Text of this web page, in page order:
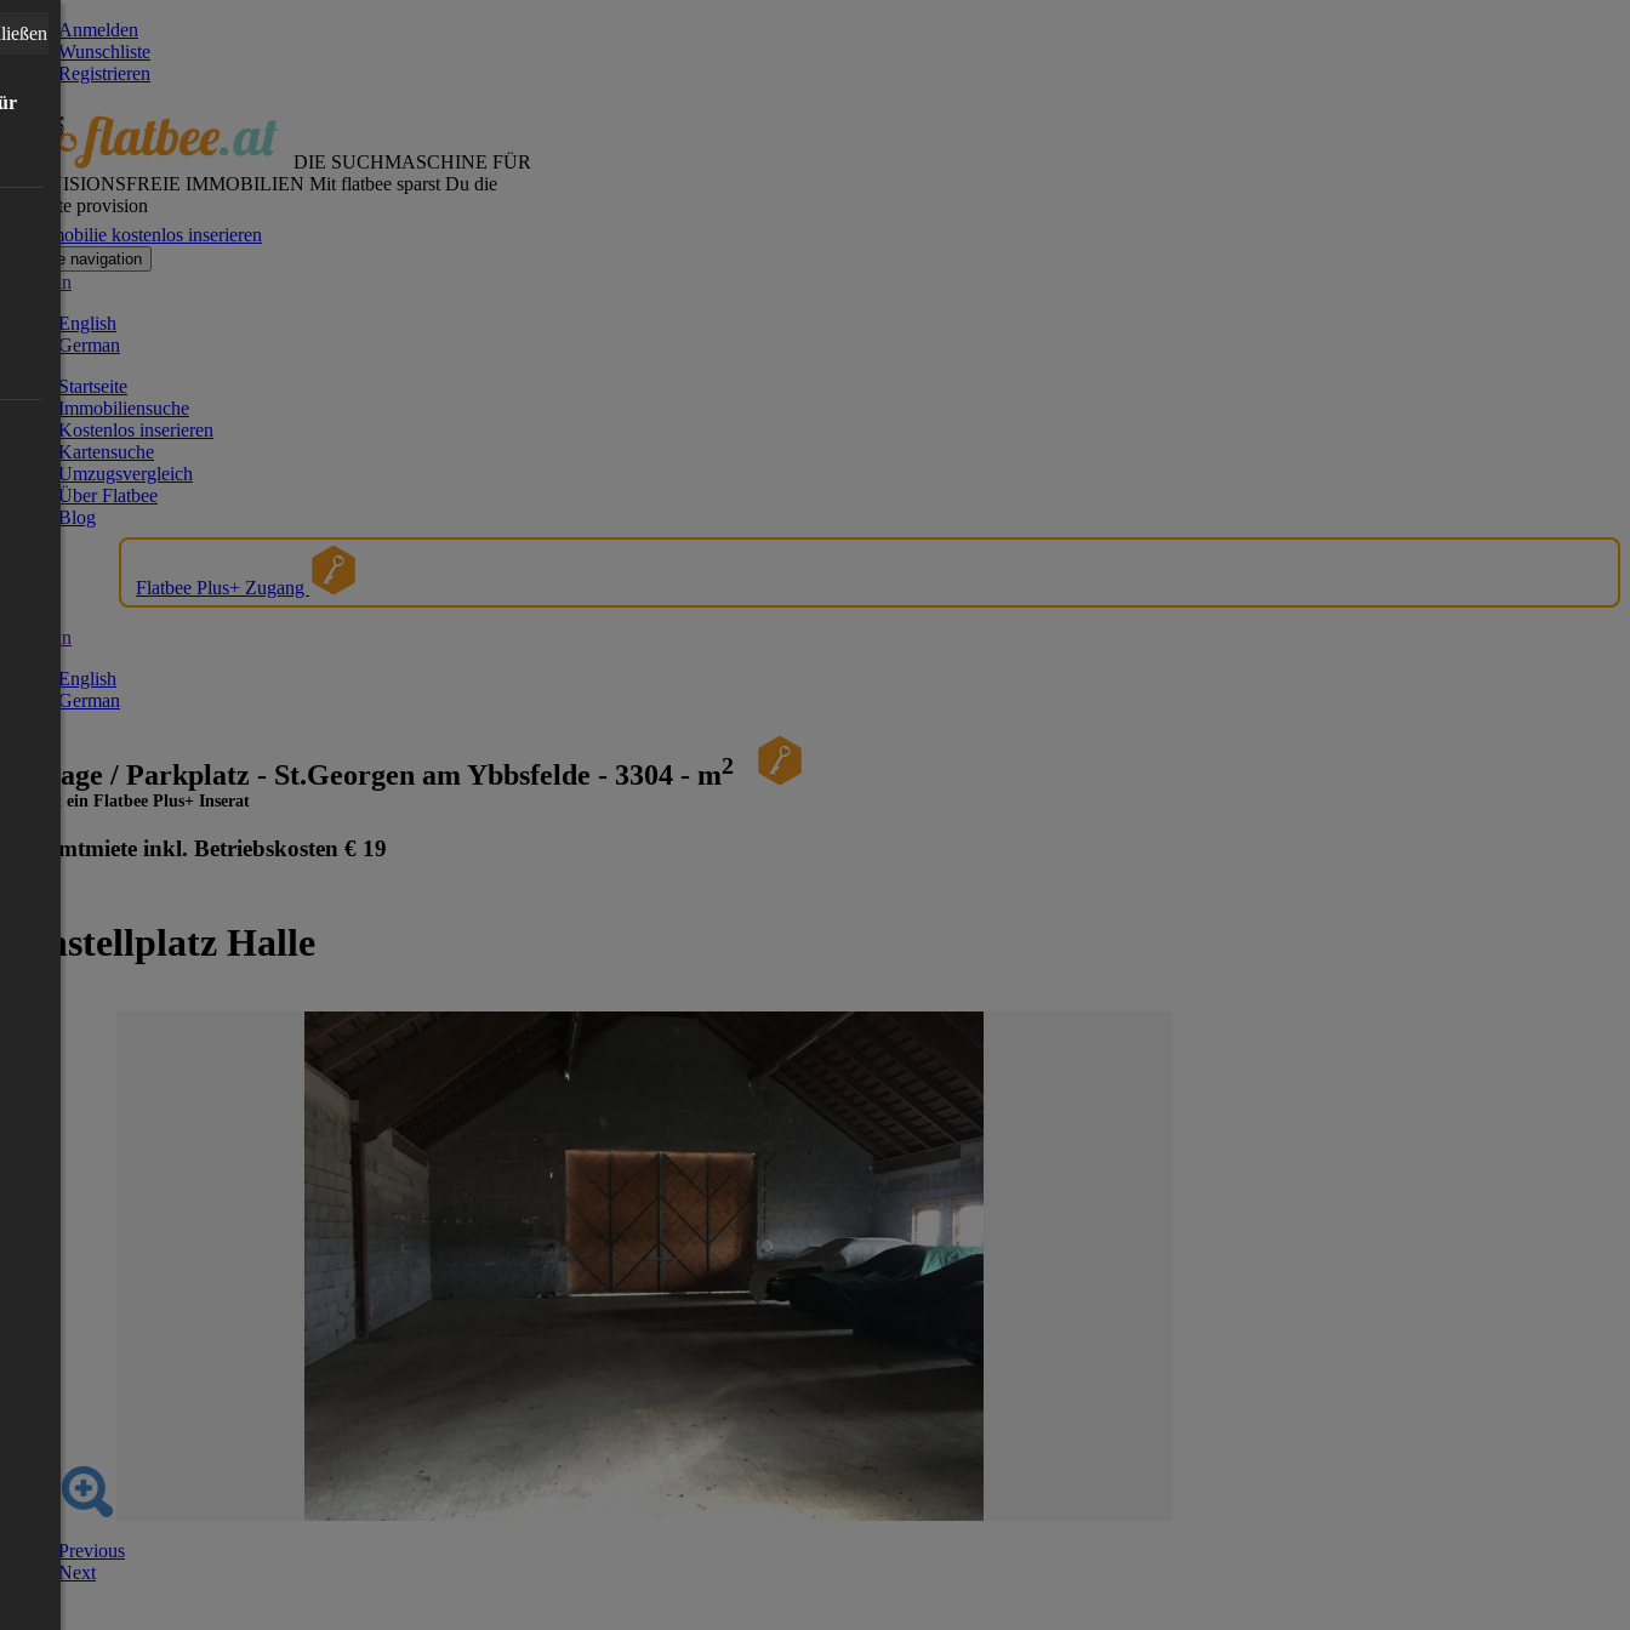
Anmelden
Wunschliste
Registrieren
DIE SUCHMASCHINE FÜR
PROVISIONSFREIE IMMOBILIEN Mit flatbee sparst Du die
gesamte provision
Immobilie kostenlos inserieren
Toggle navigation
German
English
German
Startseite
Immobiliensuche
Kostenlos inserieren
Kartensuche
Umzugsvergleich
Über Flatbee
Blog
Flatbee Plus+ Zugang
German
English
German
Garage / Parkplatz - St.Georgen am Ybbsfelde - 3304 - m2
Dies ist ein Flatbee Plus+ Inserat
Gesamtmiete inkl. Betriebskosten € 19
Einstellplatz Halle
Previous
Next